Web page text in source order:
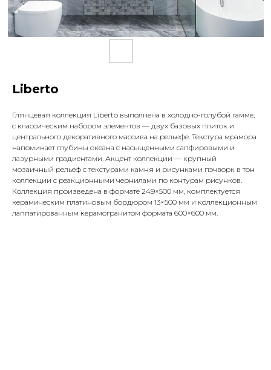
Liberto
Глянцевая коллекция Liberto выполнена в холодно-голубой гамме,
с классическим набором элементов — двух базовых плиток и
центрального декоративного массива на рельефе. Текстура мрамора
напоминает глубины океана с насыщенными сапфировыми и
лазурными градиентами. Акцент коллекции — крупный
мозаичный рельеф с текстурами камня и рисунками пэчворк в тон
коллекции с реакционными чернилами по контурам рисунков.
Коллекция произведена в формате 249×500 мм, комплектуется
керамическим платиновым бордюром 13×500 мм и коллекционным
лаппатированным керамогранитом формата 600×600 мм.